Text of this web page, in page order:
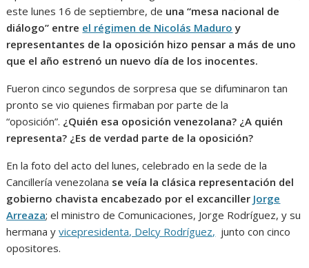
este lunes 16 de septiembre, de una “mesa nacional de
diálogo” entre el régimen de Nicolás Maduro y
representantes de la oposición hizo pensar a más de uno
que el año estrenó un nuevo día de los inocentes.
Fueron cinco segundos de sorpresa que se difuminaron tan
pronto se vio quienes firmaban por parte de la
“oposición”. ¿Quién esa oposición venezolana? ¿A quién
representa? ¿Es de verdad parte de la oposición?
En la foto del acto del lunes, celebrado en la sede de la
Cancillería venezolana se veía la clásica representación del
gobierno chavista encabezado por el excanciller Jorge
Arreaza; el ministro de Comunicaciones, Jorge Rodríguez, y su
hermana yvicepresidenta, Delcy Rodríguez, junto con cinco
opositores.